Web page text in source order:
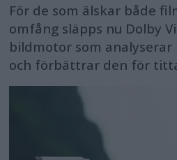
För de som älskar både
omfång släpps nu Dolby
bildmotor som analyserar
och förbättrar den för